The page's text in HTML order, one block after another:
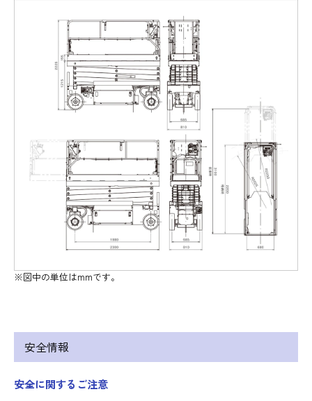
※図中の単位はmmです。
安全情報
安全に関するご注意